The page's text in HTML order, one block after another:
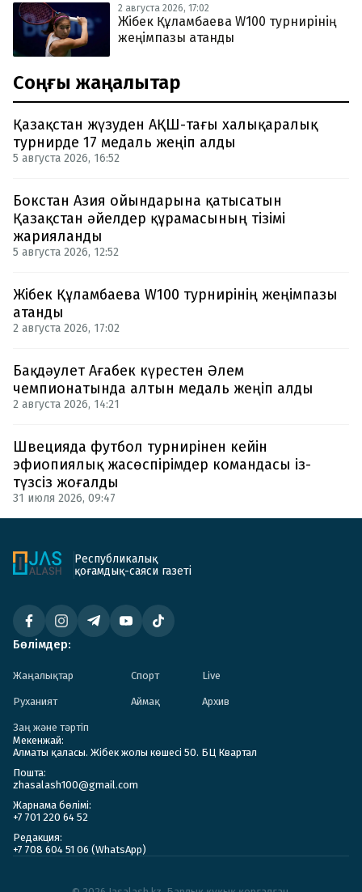
2 августа 2026, 17:02
Жібек Құламбаева W100 турнирінің
жеңімпазы атанды
Соңғы жаңалықтар
Қазақстан жүзуден АҚШ-тағы халықаралық
турнирде 17 медаль жеңіп алды
5 августа 2026, 16:52
Бокстан Азия ойындарына қатысатын
Қазақстан әйелдер құрамасының тізімі
жарияланды
5 августа 2026, 12:52
Жібек Құламбаева W100 турнирінің жеңімпазы
атанды
2 августа 2026, 17:02
Бақдәулет Ағабек күрестен Әлем
чемпионатында алтын медаль жеңіп алды
2 августа 2026, 14:21
Швецияда футбол турнирінен кейін
эфиопиялық жасөспірімдер командасы із-
түзсіз жоғалды
31 июля 2026, 09:47
Республикалық
қоғамдық-саяси газеті
Бөлімдер:
Жаңалықтар Спорт Live
Руханият Аймақ Архив
Заң және тәртіп
Мекенжай:
Алматы қаласы. Жібек жолы көшесі 50. БЦ Квартал
Пошта:
zhasalash100@gmail.com
Жарнама бөлімі:
+7 701 220 64 52
Редакция:
+7 708 604 51 06 (WhatsApp)